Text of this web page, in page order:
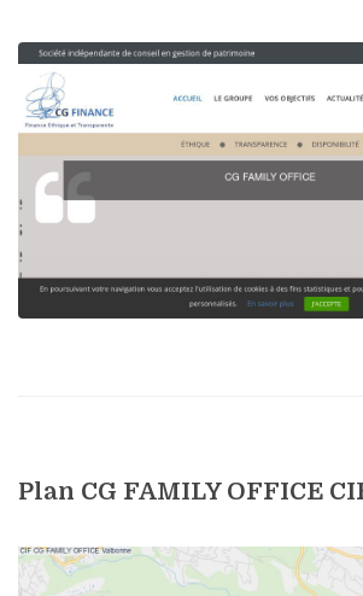
Plan CG FAMILY OFFICE